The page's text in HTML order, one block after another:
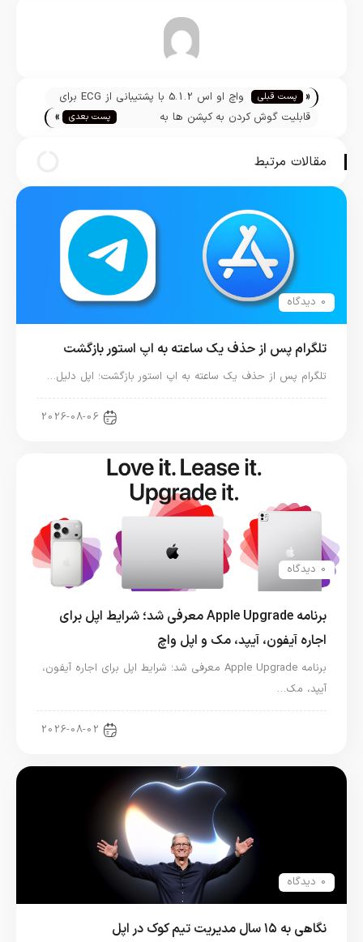
تیم تحریریه « پست قبلی
واچ او اس 5.1.2 با پشتیبانی از ECG برای
اپل واچ سری 4 آماده عرضه شد
قابلیت گوش کردن به کپشن ها به
پست بعدی »
مقالات مرتبط
0 دیدگاه
تلگرام پس از حذف یک ساعته به اپ استور بازگشت
تلگرام پس از حذف یک ساعته به اپ استور بازگشت؛ اپل دلیل…
2026-08-06
0 دیدگاه
برنامه Apple Upgrade معرفی شد؛ شرایط اپل برای
اجاره آیفون، آیپد، مک و اپل واچ
برنامه Apple Upgrade معرفی شد؛ شرایط اپل برای اجاره آیفون،
آیپد، مک…
2026-08-02
0 دیدگاه
نگاهی به ۱۵ سال مدیریت تیم کوک در اپل